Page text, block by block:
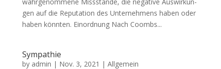
gen auf die Repu­ta­ti­on des Unter­neh­mens haben oder
haben könnten. Ein­ord­nung Nach Coombs...
Sympathie
by admin | Nov. 3, 2021 | Allgemein